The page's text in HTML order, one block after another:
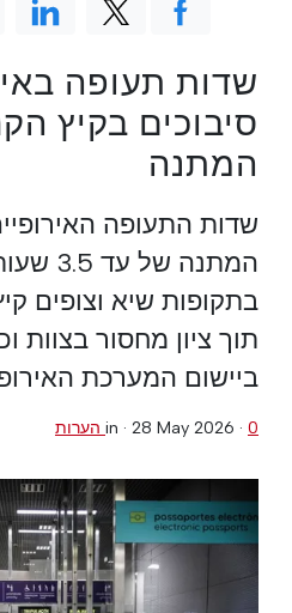
שדות תעופה
סיבוכים בקיץ
המתנה
שדות התעופה
המתנה
בתקופות שיא וצופים
תוך ציון מחסור בצוות
ביישום המערכת
in · 28 May 2026 · 0 הערות